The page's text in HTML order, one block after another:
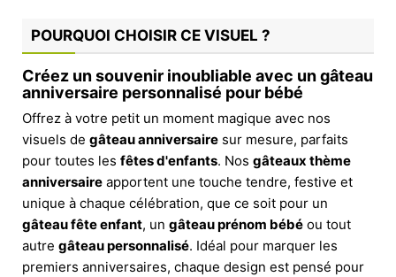
POURQUOI CHOISIR CE VISUEL ?
Créez un souvenir inoubliable avec un gâteau
anniversaire personnalisé pour bébé
Offrez à votre petit un moment magique avec nos
visuels de gâteau anniversaire sur mesure, parfaits
pour toutes les fêtes d'enfants. Nos gâteaux thème
anniversaire apportent une touche tendre, festive et
unique à chaque célébration, que ce soit pour un
gâteau fête enfant, un gâteau prénom bébé ou tout
autre gâteau personnalisé. Idéal pour marquer les
premiers anniversaires, chaque design est pensé pour